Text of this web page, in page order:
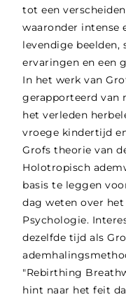
tot een
waaronder intense
levendige
ervaringen en een
In het werk van
gerapporteerd van
het verleden
vroege kindertijd
Grofs theorie van
Holotropisch
basis te leggen
dag weten over
Psychologie.
dezelfde tijd als
"Rebirthing
hint naar het feit